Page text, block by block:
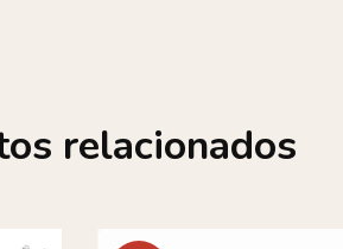
relacionados